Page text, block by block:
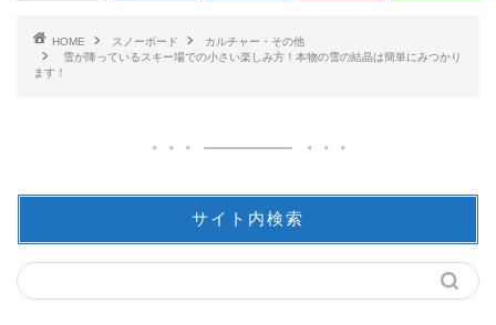
HOME スノーボード
カルチャー・その他
雪が降っているスキー場での小さい楽しみ方！本物の雪の結晶は簡単にみつかり
ます！
サイト内検索